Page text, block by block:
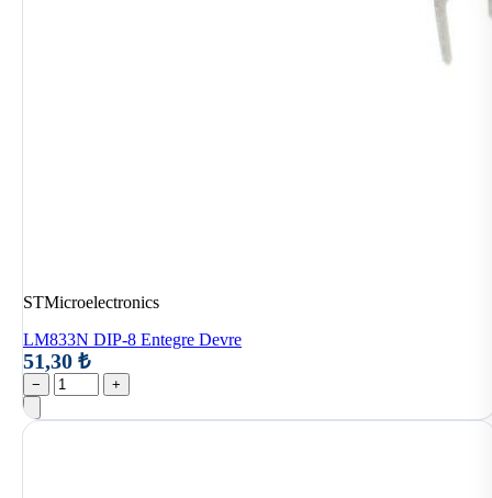
STMicroelectronics
LM833N DIP-8 Entegre Devre
51,30 ₺
− +